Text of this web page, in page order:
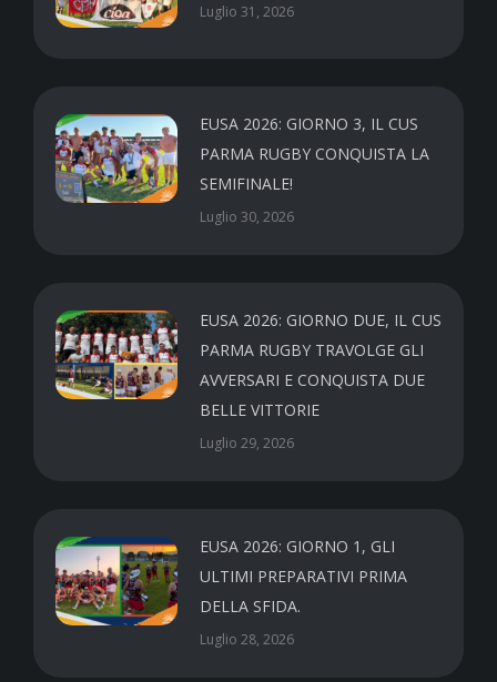
Luglio 31, 2026
EUSA 2026: GIORNO 3, IL CUS
PARMA RUGBY CONQUISTA LA
SEMIFINALE!
Luglio 30, 2026
EUSA 2026: GIORNO DUE, IL CUS
PARMA RUGBY TRAVOLGE GLI
AVVERSARI E CONQUISTA DUE
BELLE VITTORIE
Luglio 29, 2026
EUSA 2026: GIORNO 1, GLI
ULTIMI PREPARATIVI PRIMA
DELLA SFIDA.
Luglio 28, 2026